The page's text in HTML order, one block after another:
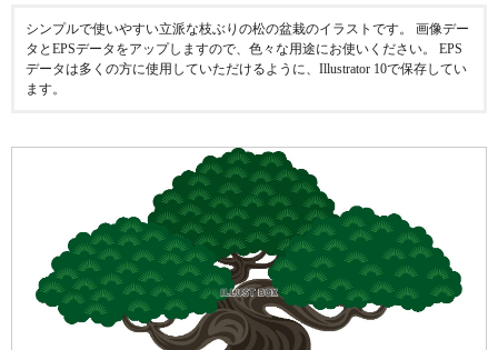
シンプルで使いやすい立派な枝ぶりの松の盆栽のイラストです。 画像デー
タとEPSデータをアップしますので、色々な用途にお使いください。 EPS
データは多くの方に使用していただけるように、Illustrator 10で保存してい
ます。